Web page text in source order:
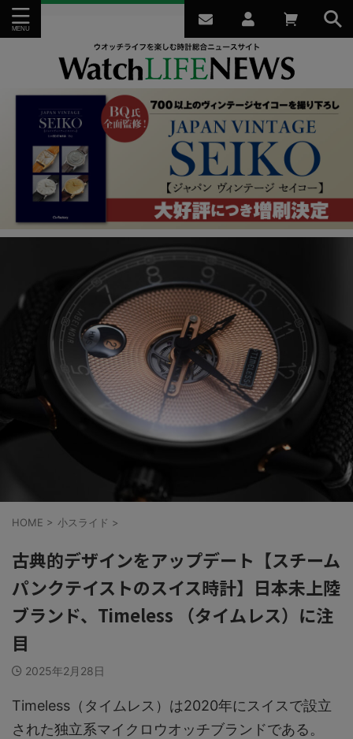
HOME > 小スライド >
古典的デザインをアップデート【スチーム
パンクテイストのスイス時計】日本未上陸
ブランド、Timeless （タイムレス）に注
目
2025年2月28日
Timeless（タイムレス）は2020年にスイスで設立
された独立系マイクロウオッチブランドである。